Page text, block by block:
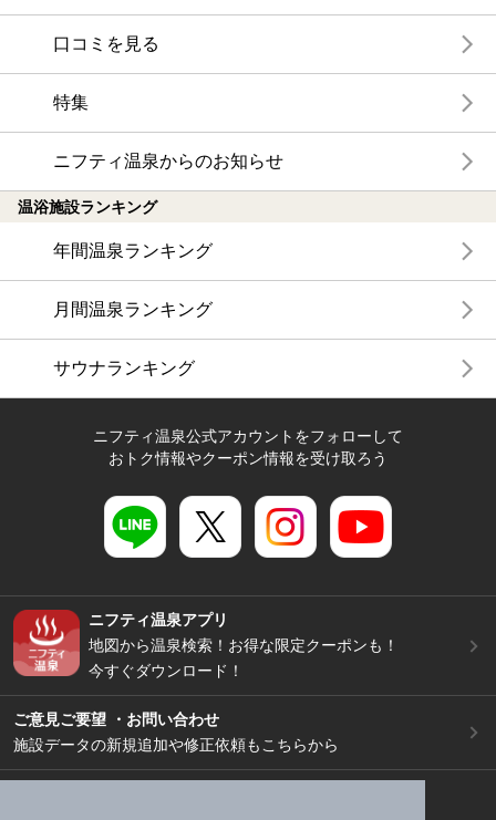
口コミを見る
特集
ニフティ温泉からのお知らせ
温浴施設ランキング
年間温泉ランキング
月間温泉ランキング
サウナランキング
ニフティ温泉公式アカウントをフォローして
おトク情報やクーポン情報を受け取ろう
ニフティ温泉アプリ
地図から温泉検索！お得な限定クーポンも！
今すぐダウンロード！
ご意見ご要望 ・お問い合わせ
施設データの新規追加や修正依頼もこちらから